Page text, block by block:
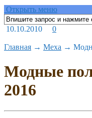
Открыть меню
10.10.2010 0
Главная → Меха →
Модные
2016